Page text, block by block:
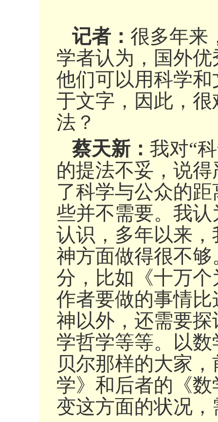
记者： 很多年来
学者认为，国外
他们可以用科学
于文字，因此，
法？
蔡天新： 我对“
的提法不妥，说
了科学与公众的
些并不需要。我
认识，多年以来
神方面做得很不
分，比如《十万
作者要做的事情
神以外，还需要
学哲学等等。以
贝尔那样的大家
学》和后者的《
变这方面的状况